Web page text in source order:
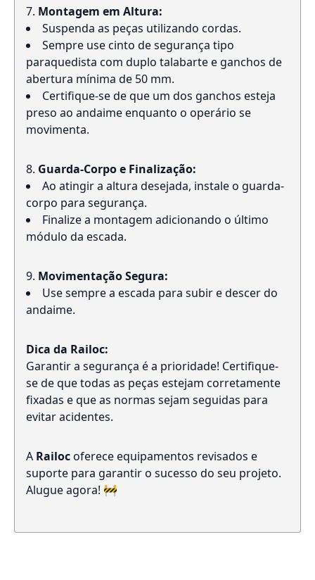
Montagem em Altura:
Suspenda as peças utilizando cordas.
Sempre use cinto de segurança tipo
paraquedista com duplo talabarte e ganchos de
abertura mínima de 50 mm.
Certifique-se de que um dos ganchos esteja
preso ao andaime enquanto o operário se
movimenta.
Guarda-Corpo e Finalização:
Ao atingir a altura desejada, instale o guarda-
corpo para segurança.
Finalize a montagem adicionando o último
módulo da escada.
Movimentação Segura:
Use sempre a escada para subir e descer do
andaime.
Dica da Railoc:
Garantir a segurança é a prioridade! Certifique-
se de que todas as peças estejam corretamente
fixadas e que as normas sejam seguidas para
evitar acidentes.
A Railocoferece equipamentos revisados e
suporte para garantir o sucesso do seu projeto.
Alugue agora! 🚧